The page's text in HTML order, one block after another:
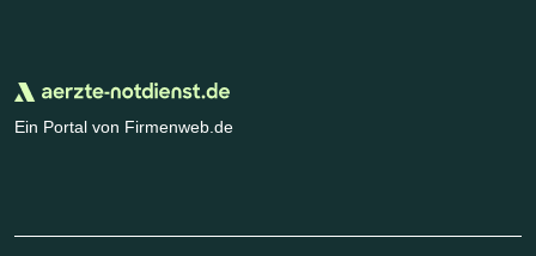
Ein Portal von Firmenweb.de